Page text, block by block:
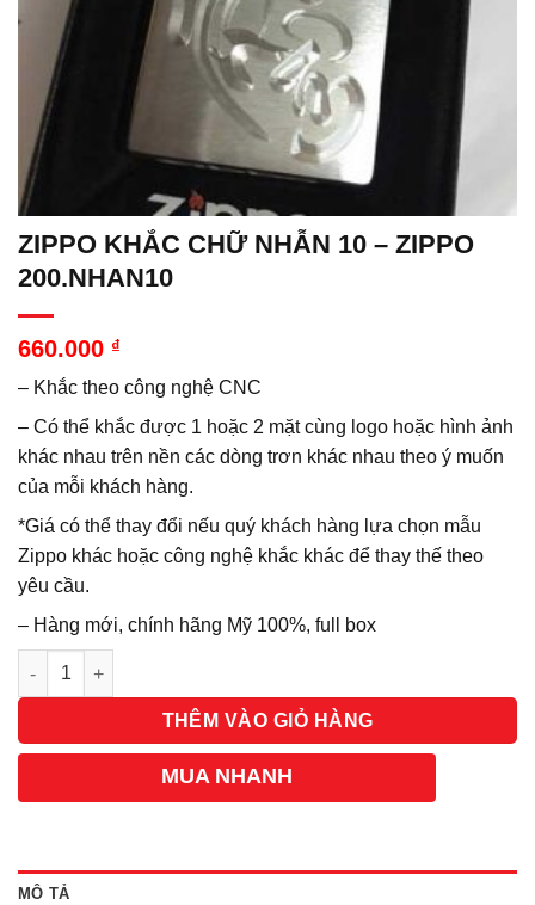
ZIPPO KHẮC CHỮ NHẪN 10 – ZIPPO
200.NHAN10
660.000 ₫
– Khắc theo công nghệ CNC
– Có thể khắc được 1 hoặc 2 mặt cùng logo hoặc hình ảnh
khác nhau trên nền các dòng trơn khác nhau theo ý muốn
của mỗi khách hàng.
*Giá có thể thay đổi nếu quý khách hàng lựa chọn mẫu
Zippo khác hoặc công nghệ khắc khác để thay thế theo
yêu cầu.
– Hàng mới, chính hãng Mỹ 100%, full box
Số lượng
THÊM VÀO GIỎ HÀNG
MUA NHANH
MÔ TẢ